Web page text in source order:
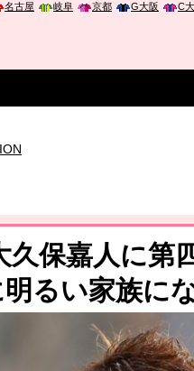
名古屋 岐阜 京都 G大阪
C
久保嘉人に第
るい家族に